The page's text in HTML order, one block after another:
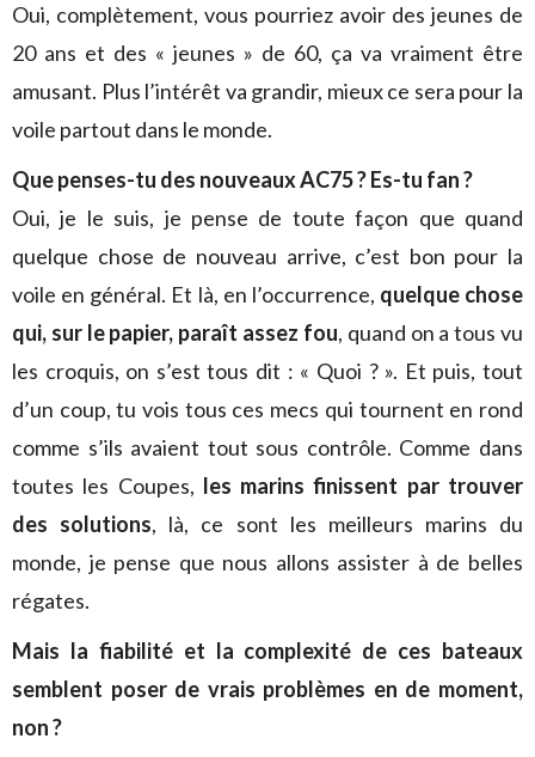
Oui, complètement, vous pourriez avoir des jeunes de
20 ans et des « jeunes » de 60, ça va vraiment être
amusant. Plus l’intérêt va grandir, mieux ce sera pour la
voile partout dans le monde.
Que penses-tu des nouveaux AC75 ? Es-tu fan ?
Oui, je le suis, je pense de toute façon que quand
quelque chose de nouveau arrive, c’est bon pour la
voile en général. Et là, en l’occurrence, quelque chose
qui, sur le papier, paraît assez fou, quand on a tous vu
les croquis, on s’est tous dit : « Quoi ? ». Et puis, tout
d’un coup, tu vois tous ces mecs qui tournent en rond
comme s’ils avaient tout sous contrôle. Comme dans
toutes les Coupes, les marins finissent par trouver
des solutions, là, ce sont les meilleurs marins du
monde, je pense que nous allons assister à de belles
régates.
Mais la fiabilité et la complexité de ces bateaux
semblent poser de vrais problèmes en de moment,
non ?